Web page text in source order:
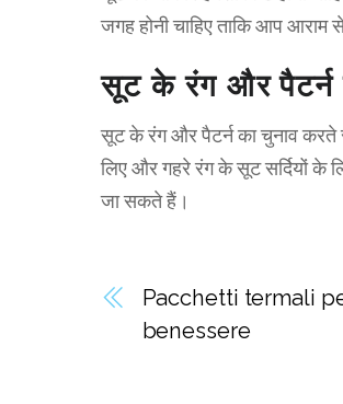
जगह होनी चाहिए ताकि आप
सूट के रंग और पैटर्न
सूट के रंग और पैटर्न का चुनाव करते
लिए और गहरे रंग के सूट सर्दियों के
जा सकते हैं।
Pacchetti termali
benessere